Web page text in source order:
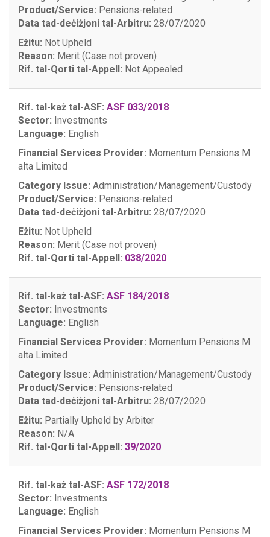
Product/Service: Pensions-related
Data tad-deċiżjoni tal-Arbitru: 28/07/2020
Eżitu: Not Upheld
Reason: Merit (Case not proven)
Rif. tal-Qorti tal-Appell: Not Appealed
Rif. tal-każ tal-ASF: ASF 033/2018
Sector: Investments
Language: English
Financial Services Provider: Momentum Pensions M
alta Limited
Category Issue: Administration/Management/Custody
Product/Service: Pensions-related
Data tad-deċiżjoni tal-Arbitru: 28/07/2020
Eżitu: Not Upheld
Reason: Merit (Case not proven)
Rif. tal-Qorti tal-Appell: 038/2020
Rif. tal-każ tal-ASF: ASF 184/2018
Sector: Investments
Language: English
Financial Services Provider: Momentum Pensions M
alta Limited
Category Issue: Administration/Management/Custody
Product/Service: Pensions-related
Data tad-deċiżjoni tal-Arbitru: 28/07/2020
Eżitu: Partially Upheld by Arbiter
Reason: N/A
Rif. tal-Qorti tal-Appell: 39/2020
Rif. tal-każ tal-ASF: ASF 172/2018
Sector: Investments
Language: English
Financial Services Provider: Momentum Pensions M